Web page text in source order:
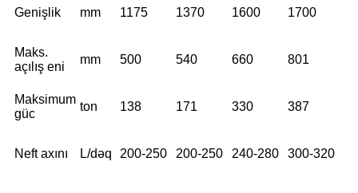
Genişlik mm 1175 1370 1600 1700
Maks.
açılış eni
mm 500 540 660 801
Maksimum
güc
ton 138 171 330 387
Neft axını L/dəq 200-250 200-250 240-280 300-320